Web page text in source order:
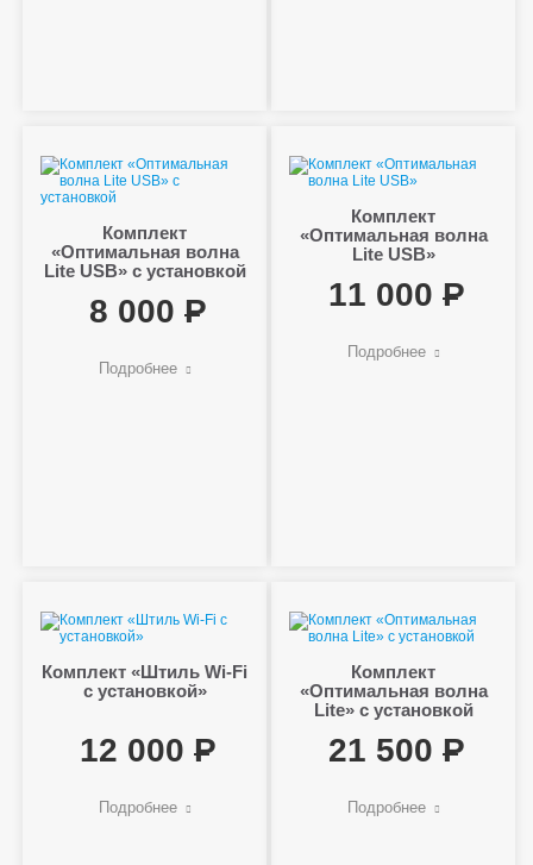
Комплект
«Оптимальная волна
Lite USB» с установкой
8 000
Подробнее
Комплект
«Оптимальная волна
Lite USB»
11 000
Подробнее
Комплект «Штиль Wi-Fi
с установкой»
12 000
Подробнее
Комплект
«Оптимальная волна
Lite» с установкой
21 500
Подробнее